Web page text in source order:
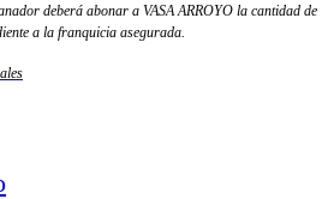
deberá abonar a VASA ARROYO la cantidad de
a la franquicia asegurada.